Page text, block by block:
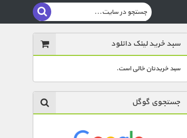
سبد خرید لینک دانلود
سبد خریدتان خالی است.
جستجوی گوگل